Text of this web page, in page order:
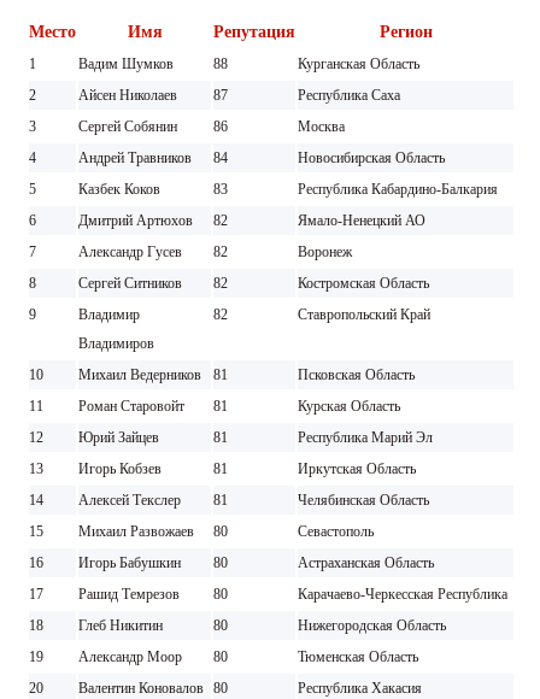
Место Имя Репутация Регион
1 Вадим Шумков 88
Курганская Область
2
Айсен Николаев 87
Республика Саха
3
Сергей Собянин 86
Москва
4
Андрей Травников 84
Новосибирская Область
5
Казбек Коков 83
Республика Кабардино-Балкария
6
Дмитрий Артюхов 82
Ямало-Ненецкий АО
7
Александр Гусев 82
Воронеж
8
Сергей Ситников 82
Костромская Область
9
Владимир
Владимиров
82 Ставропольский Край
10 Михаил Ведерников 81
Псковская Область
11
Роман Старовойт 81
Курская Область
12
Юрий Зайцев 81
Республика Марий Эл
13
Игорь Кобзев 81
Иркутская Область
14
Алексей Текслер 81
Челябинская Область
15
Михаил Развожаев 80
Севастополь
16
Игорь Бабушкин 80
Астраханская Область
17
Рашид Темрезов 80
Карачаево-Черкесская Республика
18
Глеб Никитин 80
Нижегородская Область
19
Александр Моор 80
Тюменская Область
20
Валентин Коновалов 80
Республика Хакасия